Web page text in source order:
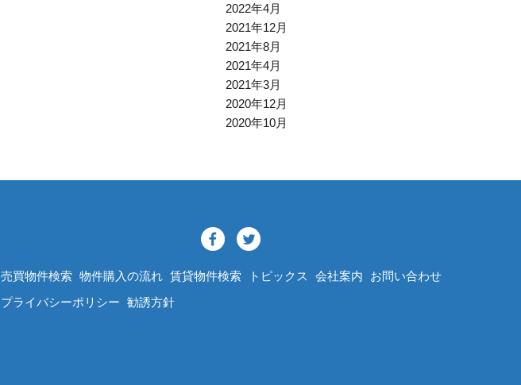
2022年4月
2021年12月
2021年8月
2021年4月
2021年3月
2020年12月
2020年10月
売買物件検索 物件購入の流れ 賃貸物件検索 トピックス 会社案内
お問い合わせ
プライバシーポリシー 勧誘方針